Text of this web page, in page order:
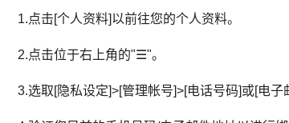
1.点击[个人资料]以前往您的个人资料。
2.点击位于右上角的"☰"。
3.选取[隐私设定]>[管理帐号]>[电话号码]或[电子